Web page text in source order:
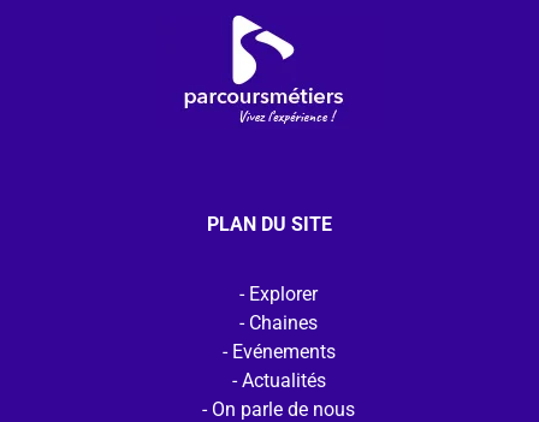
PLAN DU SITE
Explorer
Chaines
Evénements
Actualités
On parle de nous